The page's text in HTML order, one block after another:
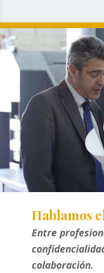
Hablamos
Entre
colaboración.